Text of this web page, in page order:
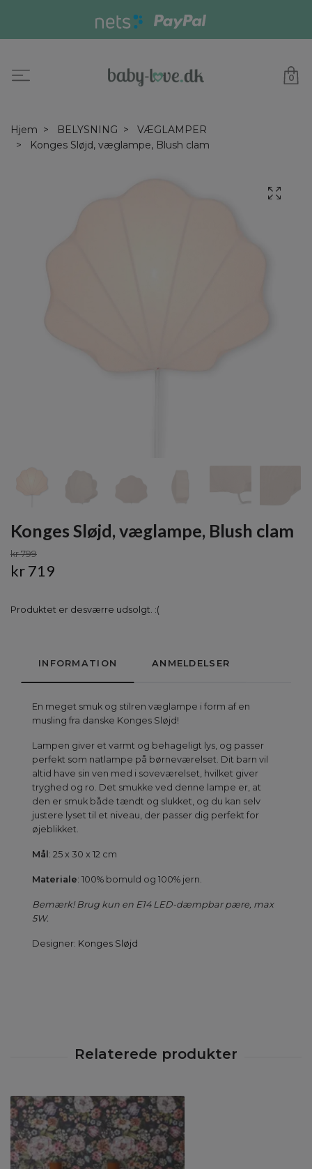
0
Hjem BELYSNING
VÆGLAMPER
Konges Sløjd, væglampe, Blush clam
Konges Sløjd, væglampe, Blush clam
kr 799
kr 719
Produktet er desværre udsolgt. :(
INFORMATION ANMELDELSER
En meget smuk og stilren væglampe i form af en
musling fra danske Konges Sløjd!
Lampen giver et varmt og behageligt lys, og passer
perfekt som natlampe på børneværelset. Dit barn vil
altid have sin ven med i soveværelset, hvilket giver
tryghed og ro. Det smukke ved denne lampe er, at
den er smuk både tændt og slukket, og du kan selv
justere lyset til et niveau, der passer dig perfekt for
øjeblikket.
Mål: 25 x 30 x 12 cm
Materiale: 100% bomuld og 100% jern.
Bemærk! Brug kun en E14 LED-dæmpbar pære, max
5W.
Designer: Konges Sløjd